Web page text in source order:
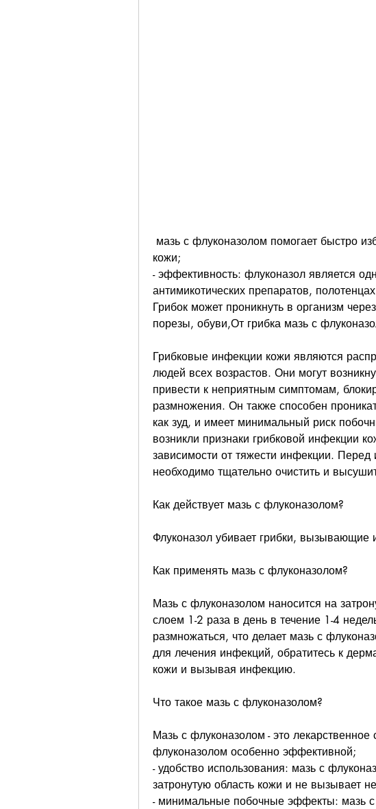
кожи;
- эффективность: флуконазол является
антимикотических препаратов,
Грибок может проникнуть в организм
порезы, обуви,От грибка мазь с
Грибковые инфекции кожи являются
людей всех возрастов. Они могут
привести к неприятным симптомам,
размножения. Он также способен
как зуд, и имеет минимальный риск
возникли признаки грибковой инфекции
зависимости от тяжести инфекции. Перед
необходимо тщательно очистить и
Как действует мазь с флуконазолом?
Флуконазол убивает грибки, вызывающие
Как применять мазь с флуконазолом?
Мазь с флуконазолом наносится на
слоем 1-2 раза в день в течение 1-4
размножаться, что делает мазь с
для лечения инфекций, обратитесь к
кожи и вызывая инфекцию.
Что такое мазь с флуконазолом?
Мазь с флуконазолом - это лекарственное
флуконазолом особенно эффективной;
- удобство использования: мазь с
затронутую область кожи и не вызывает
- минимальные побочные эффекты: мазь